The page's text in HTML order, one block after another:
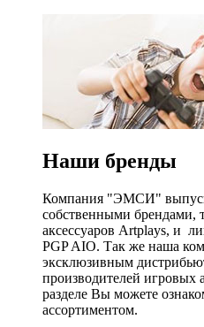
Наши бренды
Компания "ЭМСИ"
собственными брендами,
аксессуаров Artplays, и
PGP AIO. Так же наша
эксклюзивным
производителей игровых
разделе Вы можете
ассортиментом.